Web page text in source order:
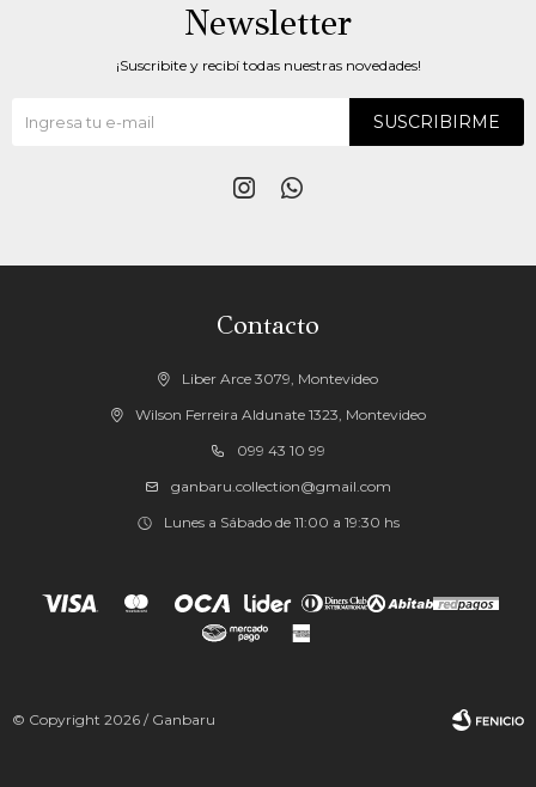
Contacto
Liber Arce 3079, Montevideo
Wilson Ferreira Aldunate 1323, Montevideo
099 43 10 99
ganbaru.collection@gmail.com
Lunes a Sábado de 11:00 a 19:30 hs
Newsletter
¡Suscribite y recibí todas nuestras novedades!
SUSCRIBIRME
 
© Copyright 2026 / Ganbaru